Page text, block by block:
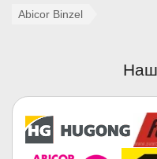
Abicor Binzel